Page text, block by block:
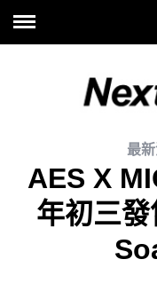
最
AES X
年初三